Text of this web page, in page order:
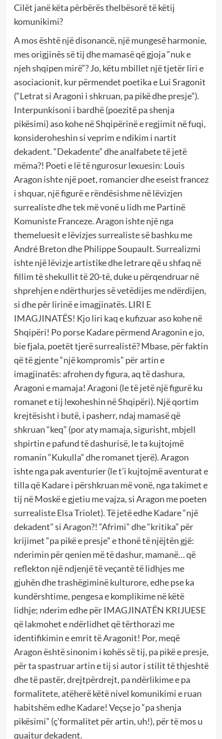
Cilët janë këta përbërës thelbësorë të këtij
komunikimi?
A mos është një disonancë, një mungesë harmonie,
mes origjinës së tij dhe mamasë që gjoja “nuk e
njeh shqipen mirë”? Jo, këtu mbillet një tjetër liri e
asociacionit, kur përmendet poetika e Lui Sragonit
(“Letrat si Aragoni i shkruan, pa pikë dhe presje”).
Interpunkisoni i bardhë (poezitë pa shenja
pikësimi) aso kohe në Shqipërinë e regjimit në fuqi,
konsideroheshin si veprim e ndikim i nartit
dekadent. “Dekadente” dhe analfabete të jetë
mëma?! Poeti e lë të ngurosur lexuesin: Louis
Aragon ishte një poet, romancier dhe eseist francez
i shquar, një figurë e rëndësishme në lëvizjen
surrealiste dhe tek më vonë u lidh me Partinë
Komuniste Franceze. Aragon ishte një nga
themeluesit e lëvizjes surrealiste së bashku me
André Breton dhe Philippe Soupault. Surrealizmi
ishte një lëvizje artistike dhe letrare që u shfaq në
fillim të shekullit të 20-të, duke u përqendruar në
shprehjen e ndërthurjes së vetëdijes me ndërdijen,
si dhe për lirinë e imagjinatës. LIRI E
IMAGJINATËS! Kjo liri kaq e kufizuar aso kohe në
Shqipëri! Po porse Kadare përmend Aragonin e jo,
bie fjala, poetët tjerë surrealistë? Mbase, për faktin
që të gjente “një kompromis” për artin e
imagjinatës: afrohen dy figura, aq të dashura,
Aragoni e mamaja! Aragoni (le të jetë një figurë ku
romanet e tij lexoheshin në Shqipëri). Një qortim
krejtësisht i butë, i pasherr, ndaj mamasë që
shkruan “keq” (por aty mamaja, sigurisht, mbjell
shpirtin e pafund të dashurisë, le ta kujtojmë
romanin “Kukulla” dhe romanet tjerë). Aragon
ishte nga pak aventurier (le t’i kujtojmë aventurat e
tilla që Kadare i përshkruan më vonë, nga takimet e
tij në Moskë e gjetiu me vajza, si Aragon me poeten
surrealiste Elsa Triolet). Të jetë edhe Kadare “një
dekadent” si Aragon?! “Afrimi” dhe “kritika” për
krijimet “pa pikë e presje” e thonë të njëjtën gjë:
nderimin për qenien më të dashur, mamanë… që
reflekton një ndjenjë të veçantë të lidhjes me
gjuhën dhe trashëgiminë kulturore, edhe pse ka
kundërshtime, pengesa e komplikime në këtë
lidhje; nderim edhe për IMAGJINATËN KRIJUESE
që lakmohet e ndërlidhet që tërthorazi me
identifikimin e emrit të Aragonit! Por, meqë
Aragon është sinonim i kohës së tij, pa pikë e presje,
për ta spastruar artin e tij si autor i stilit të thjeshtë
dhe të pastër, drejtpërdrejt, pa ndërlikime e pa
formalitete, atëherë këtë nivel komunikimi e ruan
habitshëm edhe Kadare! Veçse jo “pa shenja
pikësimi” (ç’formalitet për artin, uh!), për të mos u
quajtur dekadent.